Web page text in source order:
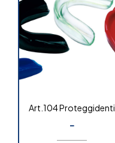
Art.104 Proteggidenti
-